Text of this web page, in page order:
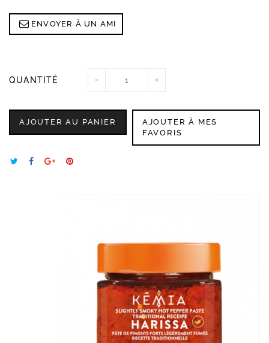
ENVOYER À UN AMI
QUANTITÉ
AJOUTER AU PANIER
AJOUTER À MES
FAVORIS